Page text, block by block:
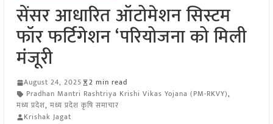
सेंसर आधारित ऑटोमेशन सिस्टम
फॉर फर्टिगेशन ‘परियोजना को मिली
मंजूरी
August 24, 2025
2 min read
Pradhan Mantri Rashtriya Krishi Vikas Yojana (PM-RKVY),
मध्य प्रदेश, मध्य प्रदेश कृषि समाचार
Krishak Jagat